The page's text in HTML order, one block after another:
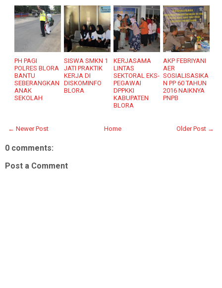
PH PAGI
POLRES BLORA
BANTU
SEBERANGKAN
ANAK
SEKOLAH
SISWA SMKN 1
JATI PRAKTIK
KERJA DI
DISKOMINFO
BLORA
KERJASAMA
LINTAS
SEKTORAL EKS-
PEGAWAI
DPPKKI
KABUPATEN
BLORA
AKP FEBRIYANI
AER
SOSIALISASIKA
N PP 60 TAHUN
2016 NAIKNYA
PNPB
← Newer Post Older Post →
Home
0 comments:
Post a Comment